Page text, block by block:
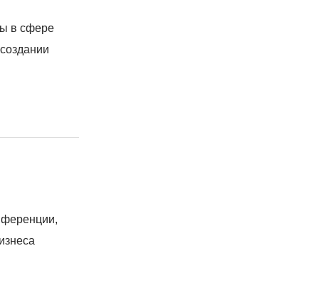
в сфере